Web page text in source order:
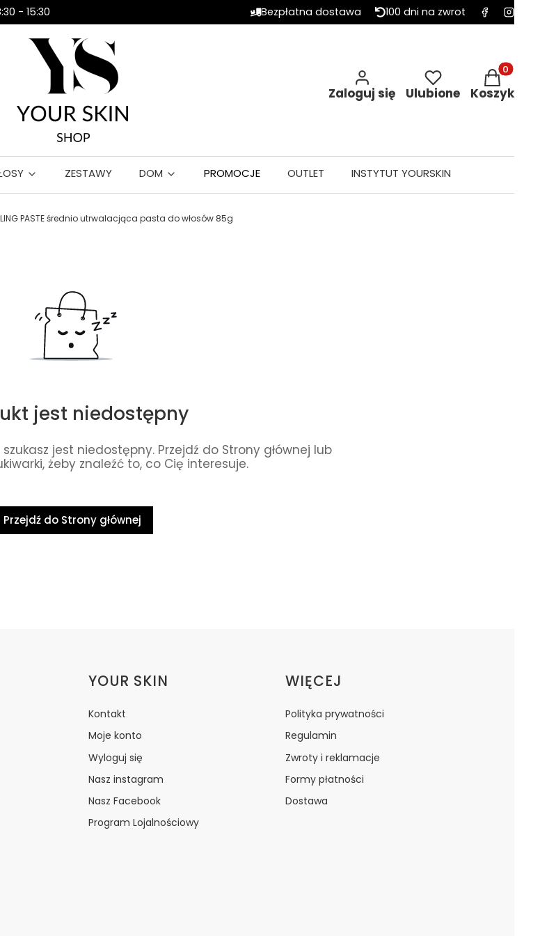
- 15:30 Bezpłatna dostawa 100 dni na zwrot
Zaloguj się Ulubione
Produkty
Koszyk
ZESTAWY DOM PROMOCJE OUTLET INSTYTUT YOURSKIN
PASTE średnio utrwalacjąca pasta do włosów 85g
jest niedostępny
jest niedostępny. Przejdź do Strony głównej lub
żeby znaleźć to, co Cię interesuje.
Przejdź do Strony głównej
YOUR SKIN
Kontakt
Moje konto
Wyloguj się
Nasz instagram
Nasz Facebook
Program Lojalnościowy
WIĘCEJ
Polityka prywatności
Regulamin
Zwroty i reklamacje
Formy płatności
Dostawa